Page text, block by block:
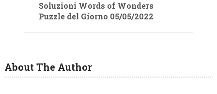
Soluzioni Words of Wonders
Puzzle del Giorno 05/05/2022
About The Author